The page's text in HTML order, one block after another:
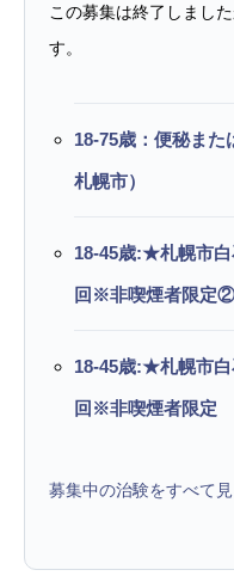
この募集は終了しまし
す。
18-75歳：便秘また
札幌市）
18-45歳:★札幌市
回※非喫煙者限定②
18-45歳:★札幌市
回※非喫煙者限定
募集中の治験をすべて